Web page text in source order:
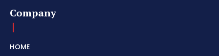
Company
HOME